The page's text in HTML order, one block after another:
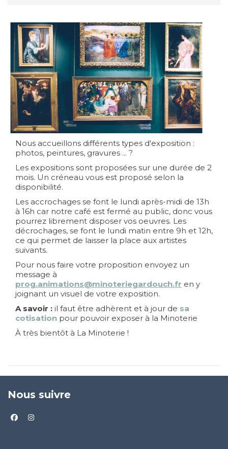
Nous accueillons différents types d'exposition :
photos, peintures, gravures ... ?
Les expositions sont proposées sur une durée de 2
mois. Un créneau vous est proposé selon la
disponibilité.
Les accrochages se font le lundi après-midi de 13h
à 16h car notre café est fermé au public, donc vous
pourrez librement disposer vos oeuvres. Les
décrochages, se font le lundi matin entre 9h et 12h,
ce qui permet de laisser la place aux artistes
suivants.
Pour nous faire votre proposition envoyez un
message à
prog.animations@minoteriegardouch.fr en y
joignant un visuel de votre exposition.
A savoir : il faut être adhèrent et à jour de sa
cotisation pour pouvoir exposer à la Minoterie
À très bientôt à La Minoterie !
Nous suivre
facebookinstagram